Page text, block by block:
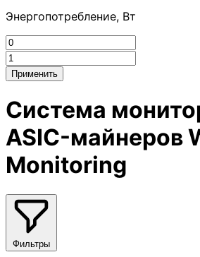
Энергопотребление, Вт
Применить
Система
ASIC-майнеров
Monitoring
Фильтры